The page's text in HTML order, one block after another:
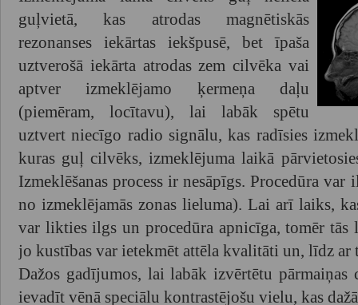
guļvietā, kas atrodas magnētiskās
rezonanses iekārtas iekšpusē, bet īpaša
uztverošā iekārta atrodas zem cilvēka vai
aptver izmeklējamo ķermeņa daļu
(piemēram, locītavu), lai labāk spētu
uztvert niecīgo radio signālu, kas radīsies
kuras guļ cilvēks, izmeklējuma laikā
Izmeklēšanas process ir nesāpīgs. Procedūra
no izmeklējamās zonas lieluma). Lai arī laiks,
var likties ilgs un procedūra apnicīga, tomēr
jo kustības var ietekmēt attēla kvalitāti un, līdz ar
Dažos gadījumos, lai labāk izvērtētu pārmaiņas
ievadīt vēnā speciālu kontrastējošu vielu, kas